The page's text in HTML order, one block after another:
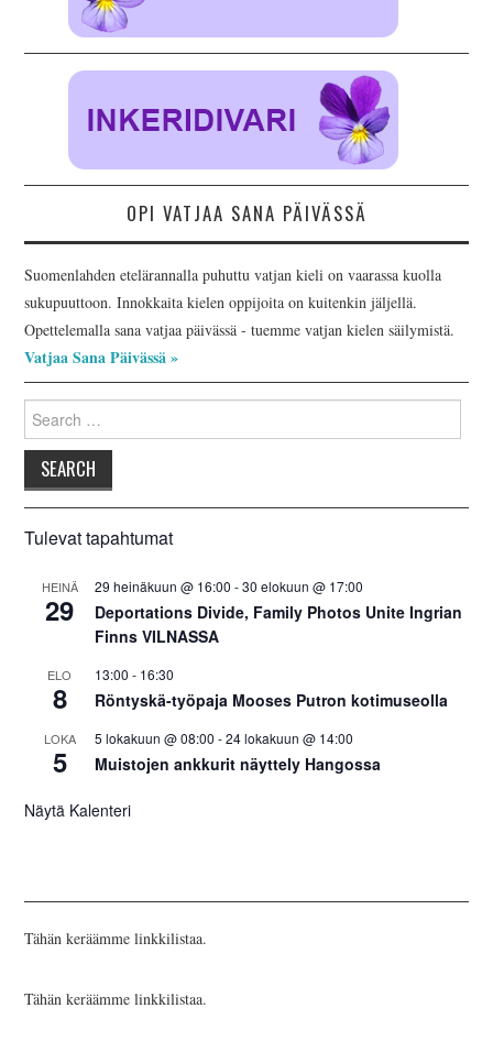
OPI VATJAA SANA PÄIVÄSSÄ
Suomenlahden etelärannalla puhuttu vatjan kieli on vaarassa kuolla
sukupuuttoon. Innokkaita kielen oppijoita on kuitenkin jäljellä.
Opettelemalla sana vatjaa päivässä - tuemme vatjan kielen säilymistä.
Vatjaa Sana Päivässä »
Search
for:
Tulevat tapahtumat
HEINÄ
29
29 heinäkuun @ 16:00 -30 elokuun @ 17:00
Deportations Divide, Family Photos Unite Ingrian
Finns VILNASSA
ELO
8
13:00 - 16:30
Röntyskä-työpaja Mooses Putron kotimuseolla
LOKA
5
5 lokakuun @ 08:00 -24 lokakuun @ 14:00
Muistojen ankkurit näyttely Hangossa
Näytä Kalenteri
Tähän keräämme linkkilistaa.
Tähän keräämme linkkilistaa.